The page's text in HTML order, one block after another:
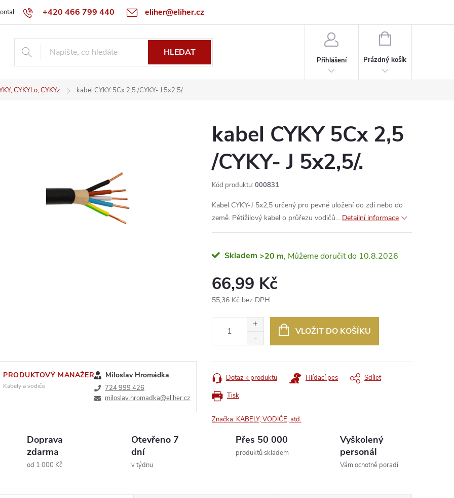
+420 466 799 440 eliher@eliher.cz
Obchodní podmínky Reklamační řád Specialista na Bordeaux
HLEDAT
Přihlášení
NÁKUPNÍ
Prázdný košík
CYKYLo, CYKYz kabel CYKY 5Cx 2,5 /CYKY- J 5x2,5/.
PRODUKTOVÝ MANAŽER
Kabely a vodiče
Miloslav Hromádka
724 999 426
miloslav.hromadka@eliher.cz
kabel CYKY 5Cx 2,5
/CYKY- J 5x2,5/.
Kód produktu: 000831
Kabel CYKY-J 5x2,5 určený pro pevné uložení do zdi nebo do
země. Pětižilový kabel o průřezu vodičů... Detailní informace
Skladem >20 m 10.8.2026
66,99 Kč
55,36 Kč bez DPH
VLOŽIT DO KOŠÍKU
Tisk
Dotaz k produktu Hlídací pes Sdílet
Značka: KABELY, VODIČE, atd.
Doprava
zdarma
od 1 000 Kč
Otevřeno 7
dní
v týdnu
Přes 50 000
produktů skladem
Vyškolený
personál
Vám ochotně poradí